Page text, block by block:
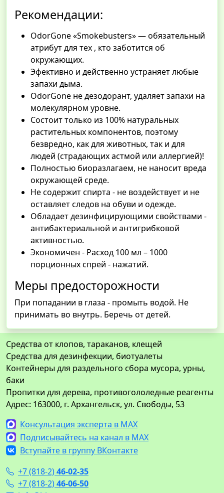
Рекомендации:
OdorGone «Smokebusters» — обязательный
атрибут для тех , кто заботится об
окружающих.
Эфективно и действенно устраняет любые
запахи дыма.
OdorGone не дезодорант, удаляет запахи на
молекулярном уровне.
Состоит только из 100% натуральных
растительных компонентов, поэтому
безвредно, как для животных, так и для
людей (страдающих астмой или аллергией)!
Полностью биоразлагаем, не наносит вреда
окружающей среде.
Не содержит спирта - не воздействует и не
оставляет следов на обуви и одежде.
Обладает дезинфицирующими свойствами -
антибактериальной и антигрибковой
активностью.
Экономичен - Расход 100 мл – 1000
порционных спрей - нажатий.
Меры предосторожности
При попадании в глаза - промыть водой. Не
принимать во внутрь. Беречь от детей.
Средства от клопов, тараканов, клещей
Средства для дезинфекции, биотуалеты
Контейнеры для раздельного сбора мусора, урны,
баки
Пропитки для дерева, противогололедные реагенты
Адрес: 163000, г. Архангельск, ул. Свободы, 53
Консультация эксперта в MAX
Подписывайтесь на канал в MAX
Вступайте в группу ВКонтакте
+7 (818-2)46-02-35
+7 (818-2)46-06-50